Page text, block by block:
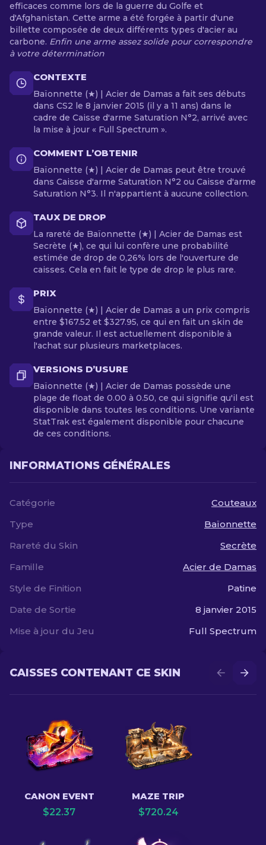
efficaces comme lors de la guerre du Golfe et
d'Afghanistan. Cette arme a été forgée à partir d'une
billette composée de deux différents types d'acier au
carbone. Enfin une arme assez solide pour correspondre
à votre détermination
CONTEXTE
Baïonnette (★) | Acier de Damas a fait ses débuts
dans CS2 le 8 janvier 2015 (il y a 11 ans) dans le
cadre de Caisse d'arme Saturation N°2, arrivé avec
la mise à jour « Full Spectrum ».
COMMENT L’OBTENIR
Baïonnette (★) | Acier de Damas peut être trouvé
dans Caisse d'arme Saturation N°2 ou Caisse d'arme
Saturation N°3. Il n'appartient à aucune collection.
TAUX DE DROP
La rareté de Baïonnette (★) | Acier de Damas est
Secrète (★), ce qui lui confère une probabilité
estimée de drop de 0,26% lors de l'ouverture de
caisses. Cela en fait le type de drop le plus rare.
PRIX
Baïonnette (★) | Acier de Damas a un prix compris
entre $167.52 et $327.95, ce qui en fait un skin de
grande valeur. Il est actuellement disponible à
l'achat sur plusieurs marketplaces.
VERSIONS D’USURE
Baïonnette (★) | Acier de Damas possède une
plage de float de 0.00 à 0.50, ce qui signifie qu'il est
disponible dans toutes les conditions. Une variante
StatTrak est également disponible pour chacune
de ces conditions.
INFORMATIONS GÉNÉRALES
Catégorie
Couteaux
Type
Baïonnette
Rareté du Skin
Secrète
Famille
Acier de Damas
Style de Finition
Patine
Date de Sortie
8 janvier 2015
Mise à jour du Jeu
Full Spectrum
CAISSES CONTENANT CE SKIN
CANON EVENT
$22.37
MAZE TRIP
$720.24